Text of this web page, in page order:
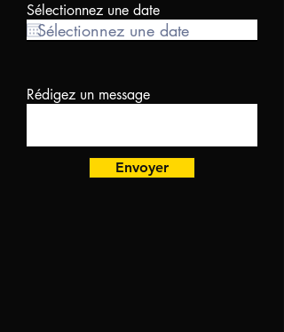
Sélectionnez une date
Rédigez un message
Envoyer